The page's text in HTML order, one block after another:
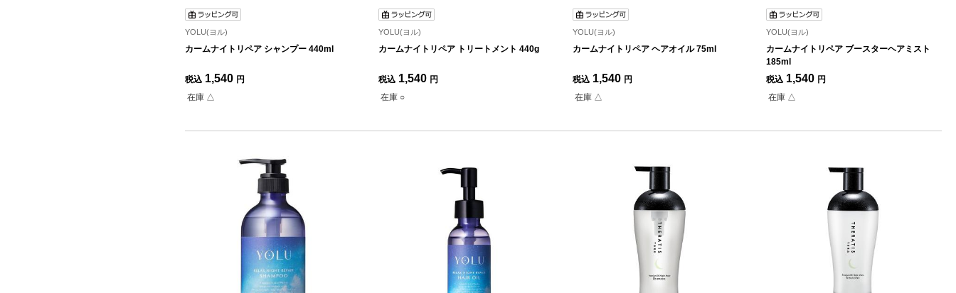
YOLU(ヨル)
カームナイトリペア シャンプー 440ml
税込 1,540 円
在庫 △
YOLU(ヨル)
カームナイトリペア トリートメント 440g
税込 1,540 円
在庫 ○
YOLU(ヨル)
カームナイトリペア ヘアオイル 75ml
税込 1,540 円
在庫 △
YOLU(ヨル)
カームナイトリペア ブースターヘアミスト
185ml
税込 1,540 円
在庫 △